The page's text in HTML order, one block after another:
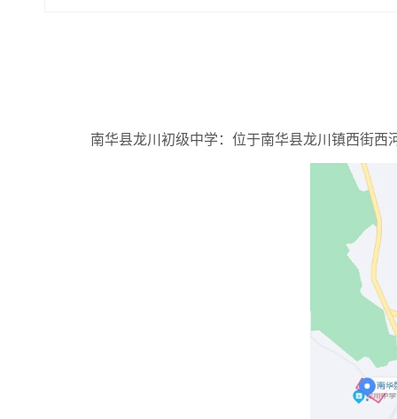
南华县龙川初级中学：位于南华县龙川镇西街西